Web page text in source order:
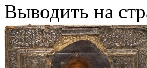
Выводить на